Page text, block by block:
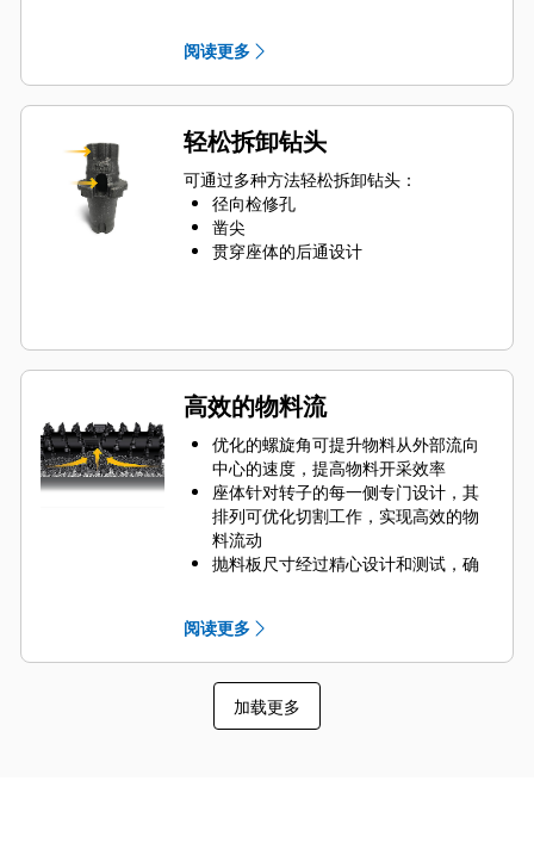
钻齿旋转以实现均匀的钻头磨损
刀座可用于安装 20 mm、22 mm 和
25 mm 齿杆尺寸的刀头，满足不同应
用需求
阅读更多
轻松拆卸钻头
可通过多种方法轻松拆卸钻头：
径向检修孔
凿尖
贯穿座体的后通设计
高效的物料流
优化的螺旋角可提升物料从外部流向
中心的速度，提高物料开采效率
座体针对转子的每一侧专门设计，其
排列可优化切割工作，实现高效的物
料流动
抛料板尺寸经过精心设计和测试，确
转子设计可快速清除切削室中的物
料，减少拖动，提高机器的整体效率
和降低燃油消耗，从而减少部件磨损
阅读更多
加载更多